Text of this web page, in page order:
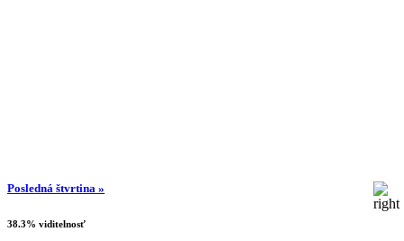
Posledná štvrtina »
38.3% viditelnosť